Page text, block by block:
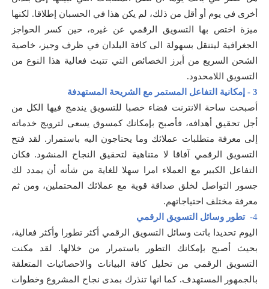
أخرى في يوم أو أقل من ذلك، لم يكن هذا في الحسبان إطلاقا. لكنها
ميزة اختص بها التسويق الرقمي عن غيره، حين كسر الحواجز
الجغرافية ليتنقل بسهولة الى كافة البلدان في ظرف وجيز، خاصية
الشحن السريع من أبرز الخصائص التي تتبث فعالية هذا النوع من
التسويق اللامحدود.
3 - إمكانية التفاعل المستمر مع الشريحة المستهدفة
أصبحت ساحة الانترنت فضاء خصبا للتسويق يندمج فيها الكل من
أجل تحقيق أهدافه، فأصبح بإمكانك كمسوق يسعى لترويج خدماته
إلى معرفة متطلبات عملائك وما يحتاجون اليه باستمرار. لقد فتح
التسويق الرقمي آفاقا لا متناهية لتحقيق النجاح المنشود. فكان
التفاعل الكبير مع العملاء امرا سهلا للغاية من شأنه أن يمدد لك
جسور التواصل لخلق صداقة قوية مع عملائك المحتملين، ومن ثم
معرفة مختلف احتياجاتهم.
4-
تطور وسائل التسويق الرقمي
اليوم تحديدا باتت وسائل التسويق الرقمي أكثر تطورا وأكثر فعالية،
بحيث أصبح بإمكانك التطور باستمرار من خلالها. لقد مكنت
التسويق الرقمي من تحليل كافة البيانات والاحصائيات المتعلقة
بالجمهور المستهدف. كما انها تنذرك بمدى نجاح المشروع وخطوات